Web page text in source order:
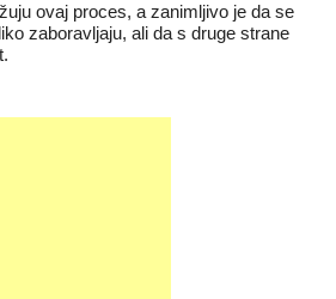
ovaj proces, a zanimljivo je da se
zaboravljaju, ali da s druge strane